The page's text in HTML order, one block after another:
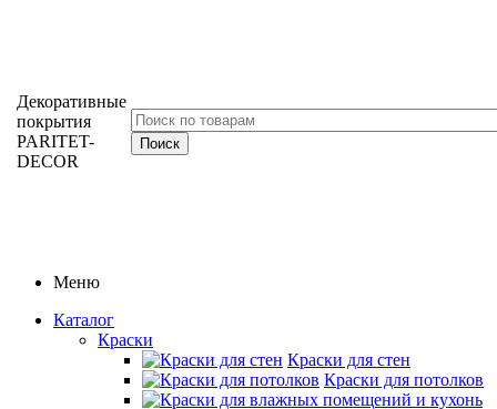
Декоративные
покрытия
PARITET-
DECOR
Меню
Каталог
Краски
Краски для стен
Краски для потолков